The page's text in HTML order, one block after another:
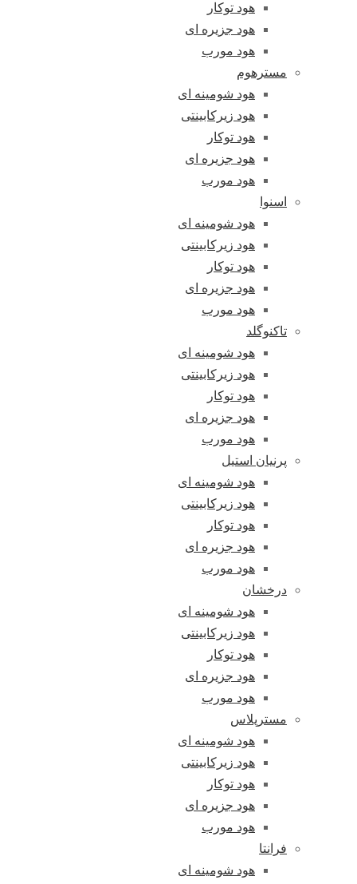
هود توکار
هود جزیره ای
هود مورب
مسترهوم
هود شومینه ای
هود زیرکابینتی
هود توکار
هود جزیره ای
هود مورب
اسنوا
هود شومینه ای
هود زیرکابینتی
هود توکار
هود جزیره ای
هود مورب
تاکنوگلد
هود شومینه ای
هود زیرکابینتی
هود توکار
هود جزیره ای
هود مورب
پرنیان استیل
هود شومینه ای
هود زیرکابینتی
هود توکار
هود جزیره ای
هود مورب
درخشان
هود شومینه ای
هود زیرکابینتی
هود توکار
هود جزیره ای
هود مورب
مسترپلاس
هود شومینه ای
هود زیرکابینتی
هود توکار
هود جزیره ای
هود مورب
فرانتا
هود شومینه ای